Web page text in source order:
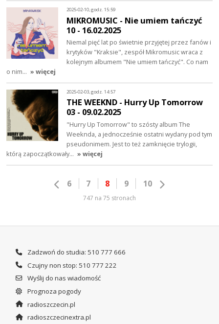
2025-02-10, godz. 15:59
MIKROMUSIC - Nie umiem tańczyć
10 - 16.02.2025
Niemal pięć lat po świetnie przyjętej przez fanów i
krytyków "Kraksie", zespół Mikromusic wraca z
kolejnym albumem "Nie umiem tańczyć". Co nam
o nim… » więcej
2025-02-03, godz. 14:57
THE WEEKND - Hurry Up Tomorrow
03 - 09.02.2025
"Hurry Up Tomorrow" to szósty album The
Weeknda, a jednocześnie ostatni wydany pod tym
pseudonimem. Jest to też zamknięcie trylogii,
którą zapoczątkowały… » więcej
6 7 8 9 10
747 na 75 stronach
Zadzwoń do studia: 510 777 666
Czujny non stop: 510 777 222
Wyślij do nas wiadomość
Prognoza pogody
radioszczecin.pl
radioszczecinextra.pl